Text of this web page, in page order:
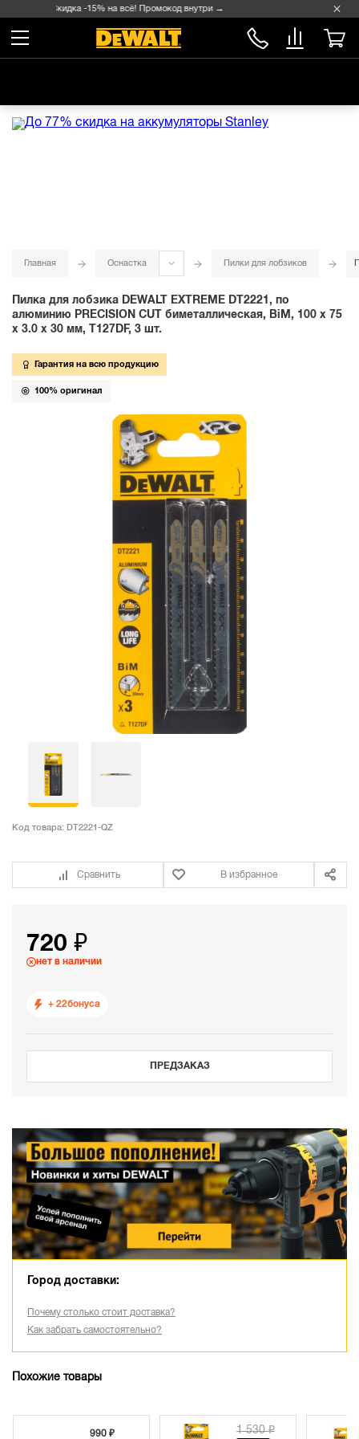
Скидка -15% на всё! Промокод внутри →
Главная Оснастка Пилки для лобзиков
Пилка для лобзика DEWALT EXTREME DT2221, по
алюминию PRECISION CUT биметаллическая, BiM, 100 x 75
x 3.0 x 30 мм, T127DF, 3 шт.
Гарантия на всю продукцию
100% оригинал
Код товара: DT2221-QZ
Сравнить В избранное
720 ₽
нет в наличии
+ 22бонуса
ПРЕДЗАКАЗ
Город доставки:
Почему столько стоит доставка?
Как забрать самостоятельно?
Похожие товары
990 ₽ 1 530 ₽